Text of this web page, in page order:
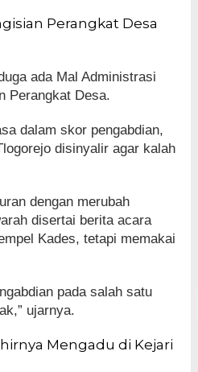
Perangkat Desa
ada Mal Administrasi
Perangkat Desa.
dalam skor pengabdian,
disinyalir agar kalah
dengan merubah
disertai berita acara
Kades, tetapi memakai
pada salah satu
ujarnya.
Mengadu di Kejari